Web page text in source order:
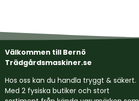
Välkommen till Bernö
Trädgårdsmaskiner.se
Hos oss kan du handla tryggt & säkert.
Med 2 fysiska butiker och stort